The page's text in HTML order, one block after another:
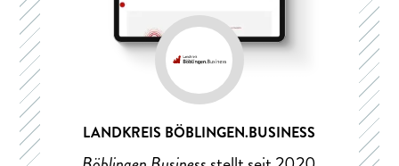
LANDKREIS BÖBLINGEN.BUSINESS